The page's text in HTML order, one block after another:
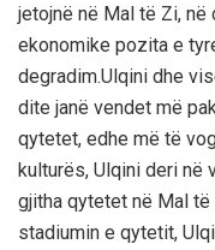
jetojnë në Mal të Zi, në
ekonomike pozita e
degradim.Ulqini dhe
dite janë vendet më pak
qytetet, edhe më të
kulturës, Ulqini deri në
gjitha qytetet në Mal të
stadiumin e qytetit,